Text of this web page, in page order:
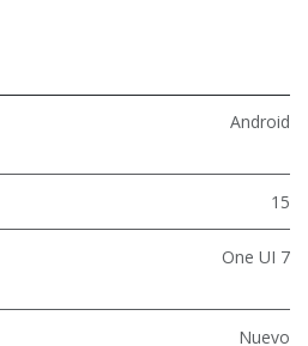
Android
15
One UI 7
Nuevo